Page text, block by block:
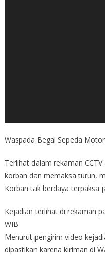
Waspada Begal Sepeda
Terlihat dalam rekaman
korban dan memaksa turun,
Korban tak berdaya terpaksa
Kejadian terlihat di rekaman
WIB
Menurut pengirim video
dipastikan karena kiriman di